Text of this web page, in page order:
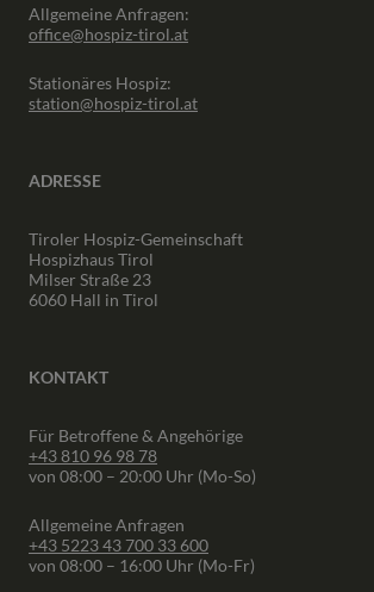
Allgemeine Anfragen:
office@hospiz-tirol.at
Stationäres Hospiz:
station@hospiz-tirol.at
ADRESSE
Tiroler Hospiz-Gemeinschaft
Hospizhaus Tirol
Milser Straße 23
6060 Hall in Tirol
KONTAKT
Für Betroffene & Angehörige
+43 810 96 98 78
von 08:00 – 20:00 Uhr (Mo-So)
Allgemeine Anfragen
+43 5223 43 700 33 600
von 08:00 – 16:00 Uhr (Mo-Fr)